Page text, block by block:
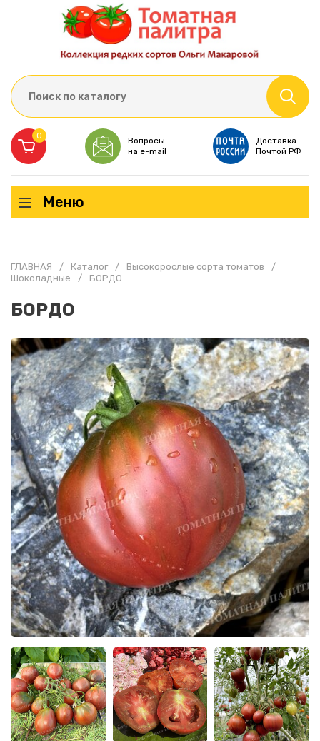
Вопросы
на e-mail
Доставка
Почтой РФ
0
Меню
ГЛАВНАЯ / Каталог / Высокорослые сорта томатов
/
Шоколадные
/ БОРДО
БОРДО